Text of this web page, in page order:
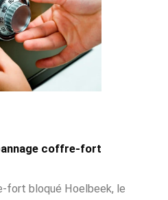
coffre-fort
fort bloqué Hoelbeek, le